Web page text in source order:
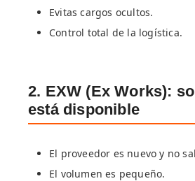
Evitas cargos ocultos.
Control total de la logística.
2. EXW (Ex Works):
está disponible
El proveedor es nuevo y no
El volumen es pequeño.